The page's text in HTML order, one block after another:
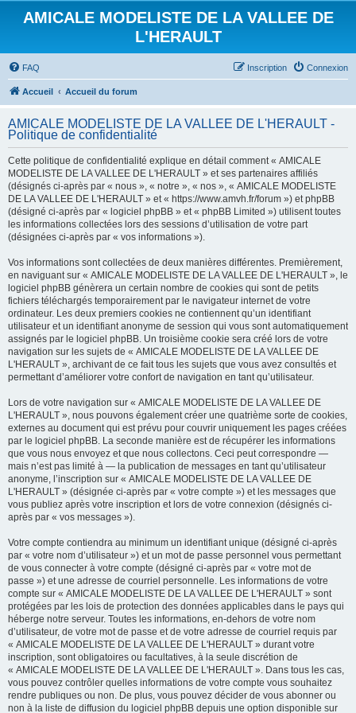
AMICALE MODELISTE DE LA VALLEE DE
L'HERAULT
FAQ Connexion
Inscription
Accueil Accueil du forum
AMICALE MODELISTE DE LA VALLEE DE L'HERAULT -
Politique de confidentialité
Cette politique de confidentialité explique en détail comment « AMICALE
MODELISTE DE LA VALLEE DE L'HERAULT » et ses partenaires affiliés
(désignés ci-après par « nous », « notre », « nos », « AMICALE MODELISTE
DE LA VALLEE DE L'HERAULT » et « https://www.amvh.fr/forum ») et phpBB
(désigné ci-après par « logiciel phpBB » et « phpBB Limited ») utilisent toutes
les informations collectées lors des sessions d’utilisation de votre part
(désignées ci-après par « vos informations »).
Vos informations sont collectées de deux manières différentes. Premièrement,
en naviguant sur « AMICALE MODELISTE DE LA VALLEE DE L'HERAULT », le
logiciel phpBB génèrera un certain nombre de cookies qui sont de petits
fichiers téléchargés temporairement par le navigateur internet de votre
ordinateur. Les deux premiers cookies ne contiennent qu’un identifiant
utilisateur et un identifiant anonyme de session qui vous sont automatiquement
assignés par le logiciel phpBB. Un troisième cookie sera créé lors de votre
navigation sur les sujets de « AMICALE MODELISTE DE LA VALLEE DE
L'HERAULT », archivant de ce fait tous les sujets que vous avez consultés et
permettant d’améliorer votre confort de navigation en tant qu’utilisateur.
Lors de votre navigation sur « AMICALE MODELISTE DE LA VALLEE DE
L'HERAULT », nous pouvons également créer une quatrième sorte de cookies,
externes au document qui est prévu pour couvrir uniquement les pages créées
par le logiciel phpBB. La seconde manière est de récupérer les informations
que vous nous envoyez et que nous collectons. Ceci peut correspondre —
mais n’est pas limité à — la publication de messages en tant qu’utilisateur
anonyme, l’inscription sur « AMICALE MODELISTE DE LA VALLEE DE
L'HERAULT » (désignée ci-après par « votre compte ») et les messages que
vous publiez après votre inscription et lors de votre connexion (désignés ci-
après par « vos messages »).
Votre compte contiendra au minimum un identifiant unique (désigné ci-après
par « votre nom d’utilisateur ») et un mot de passe personnel vous permettant
de vous connecter à votre compte (désigné ci-après par « votre mot de
passe ») et une adresse de courriel personnelle. Les informations de votre
compte sur « AMICALE MODELISTE DE LA VALLEE DE L'HERAULT » sont
protégées par les lois de protection des données applicables dans le pays qui
héberge notre serveur. Toutes les informations, en-dehors de votre nom
d’utilisateur, de votre mot de passe et de votre adresse de courriel requis par
« AMICALE MODELISTE DE LA VALLEE DE L'HERAULT » durant votre
inscription, sont obligatoires ou facultatives, à la seule discrétion de
« AMICALE MODELISTE DE LA VALLEE DE L'HERAULT ». Dans tous les cas,
vous pouvez contrôler quelles informations de votre compte vous souhaitez
rendre publiques ou non. De plus, vous pouvez décider de vous abonner ou
non à la liste de diffusion du logiciel phpBB depuis une option disponible sur